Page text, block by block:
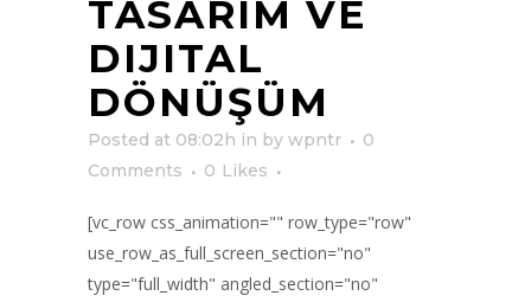
TASARIM VE
DIJITAL
DÖNÜŞÜM
Posted at 08:02h in by wpntr
0
Comments
0 Likes
[vc_row css_animation="" row_type="row"
use_row_as_full_screen_section="no"
type="full_width" angled_section="no"